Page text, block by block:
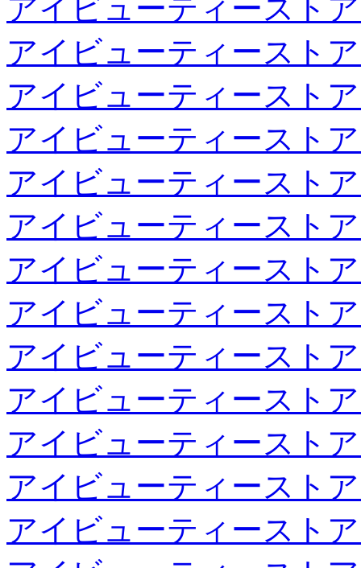
アイビューティースト
アイビューティースト
アイビューティースト
アイビューティースト
アイビューティースト
アイビューティースト
アイビューティースト
アイビューティースト
アイビューティースト
アイビューティースト
アイビューティースト
アイビューティースト
アイビューティースト